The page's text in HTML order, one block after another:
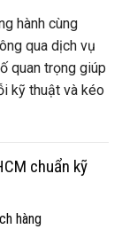
hành cùng
qua dịch vụ
quan trọng giúp
kỹ thuật và kéo
chuẩn kỹ
hàng